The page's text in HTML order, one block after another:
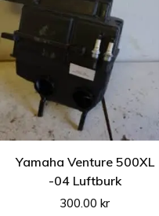
Yamaha Venture 500XL
-04 Luftburk
300.00kr